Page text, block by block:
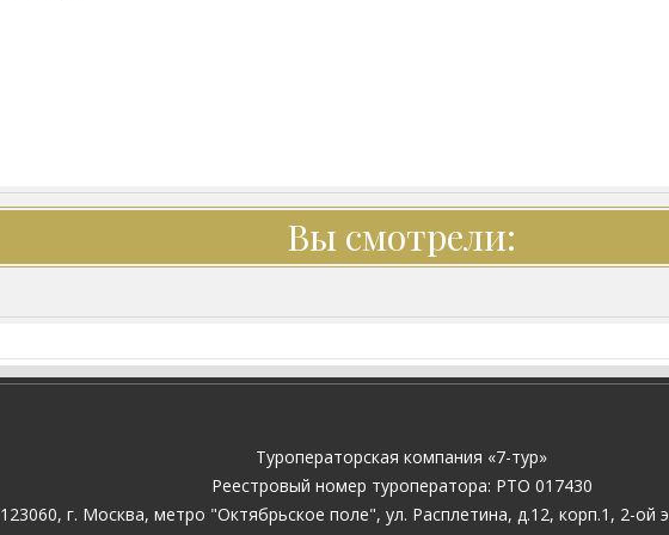
Вы смотрели:
Туроператорская компания «7-тур»
Pеестровый номер туроператора: PTO 017430
123060, г. Москва, метро "Октябрьское поле", ул. Расплетина, д.12, корп.1, 2-